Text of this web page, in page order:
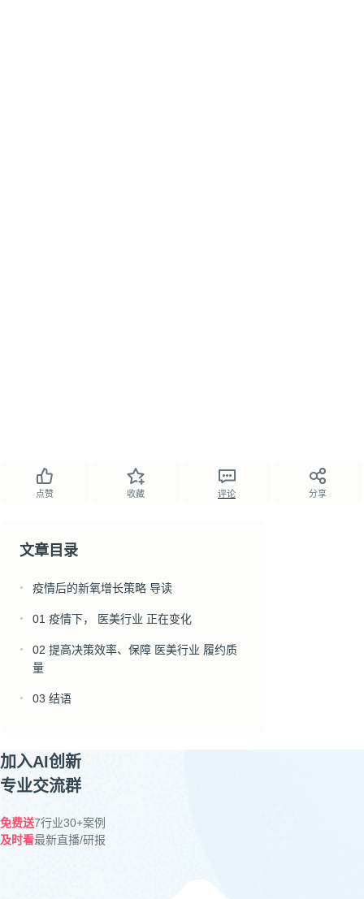
点赞 收藏 评论 分享
文章目录
● 疫情后的新氧增长策略 导读
● 01 疫情下， 医美行业 正在变化
●
02 提高决策效率、保障 医美行业 履约质
量
● 03 结语
加入AI创新
专业交流群
免费送7行业30+案例
及时看最新直播/研报